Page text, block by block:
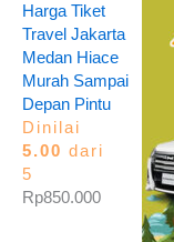
Harga Tiket
Travel Jakarta
Medan Hiace
Murah Sampai
Depan Pintu
Dinilai
5.00 dari
5
Rp850.000